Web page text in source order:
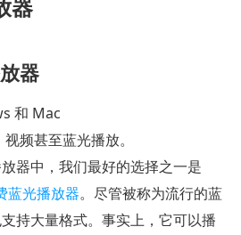
器
器
和 Mac
频甚至蓝光播放。
器中，我们最好的选择之一是
蓝光播放器。尽管被称为流行的蓝
持大量格式。事实上，它可以播